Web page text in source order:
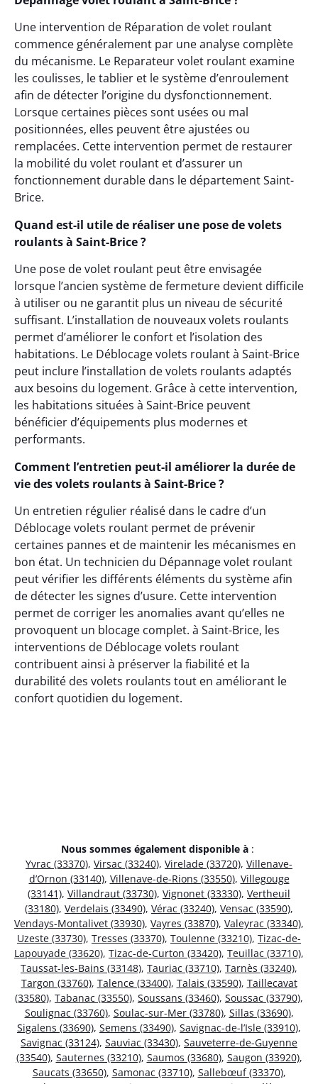
Une intervention de Réparation de volet roulant
commence généralement par une analyse complète
du mécanisme. Le Reparateur volet roulant examine
les coulisses, le tablier et le système d’enroulement
afin de détecter l’origine du dysfonctionnement.
Lorsque certaines pièces sont usées ou mal
positionnées, elles peuvent être ajustées ou
remplacées. Cette intervention permet de restaurer
la mobilité du volet roulant et d’assurer un
fonctionnement durable dans le département Saint-
Brice.
Quand est-il utile de réaliser une pose de volets
roulants à Saint-Brice ?
Une pose de volet roulant peut être envisagée
lorsque l’ancien système de fermeture devient difficile
à utiliser ou ne garantit plus un niveau de sécurité
suffisant. L’installation de nouveaux volets roulants
permet d’améliorer le confort et l’isolation des
habitations. Le Déblocage volets roulant à Saint-Brice
peut inclure l’installation de volets roulants adaptés
aux besoins du logement. Grâce à cette intervention,
les habitations situées à Saint-Brice peuvent
bénéficier d’équipements plus modernes et
performants.
Comment l’entretien peut-il améliorer la durée de
vie des volets roulants à Saint-Brice ?
Un entretien régulier réalisé dans le cadre d’un
Déblocage volets roulant permet de prévenir
certaines pannes et de maintenir les mécanismes en
bon état. Un technicien du Dépannage volet roulant
peut vérifier les différents éléments du système afin
de détecter les signes d’usure. Cette intervention
permet de corriger les anomalies avant qu’elles ne
provoquent un blocage complet. à Saint-Brice, les
interventions de Déblocage volets roulant
contribuent ainsi à préserver la fiabilité et la
durabilité des volets roulants tout en améliorant le
confort quotidien du logement.
Nous sommes également disponible à :
Yvrac (33370), Virsac (33240), Virelade (33720), Villenave-
d’Ornon (33140), Villenave-de-Rions (33550), Villegouge
(33141), Villandraut (33730), Vignonet (33330), Vertheuil
(33180), Verdelais (33490), Vérac (33240), Vensac (33590),
Vendays-Montalivet (33930), Vayres (33870), Valeyrac (33340),
Uzeste (33730), Tresses (33370), Toulenne (33210), Tizac-de-
Lapouyade (33620), Tizac-de-Curton (33420), Teuillac (33710),
Taussat-les-Bains (33148), Tauriac (33710), Tarnès (33240),
Targon (33760), Talence (33400), Talais (33590), Taillecavat
(33580), Tabanac (33550), Soussans (33460), Soussac (33790),
Soulignac (33760), Soulac-sur-Mer (33780), Sillas (33690),
Sigalens (33690), Semens (33490), Savignac-de-l’Isle (33910),
Savignac (33124), Sauviac (33430), Sauveterre-de-Guyenne
(33540), Sauternes (33210), Saumos (33680), Saugon (33920),
Saucats (33650), Samonac (33710), Sallebœuf (33370),